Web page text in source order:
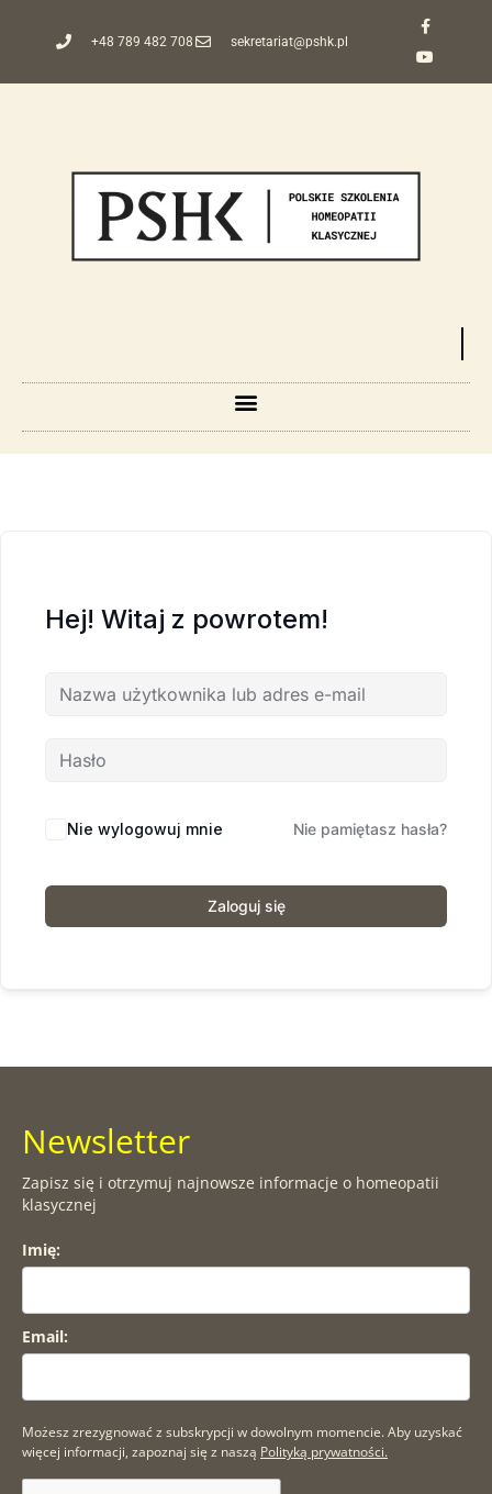
+48 789 482 708 sekretariat@pshk.pl
Hej! Witaj z powrotem!
Nie wylogowuj mnie Nie pamiętasz hasła?
Zaloguj się
Newsletter
Zapisz się i otrzymuj najnowsze informacje o homeopatii
klasycznej
Imię:
Email:
Możesz zrezygnować z subskrypcji w dowolnym momencie. Aby uzyskać
więcej informacji, zapoznaj się z naszą Polityką prywatności.